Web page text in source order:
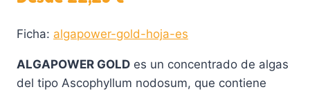
Ficha: algapower-gold-hoja-es
ALGAPOWER GOLD es un concentrado de algas
del tipo Ascophyllum nodosum, que contiene